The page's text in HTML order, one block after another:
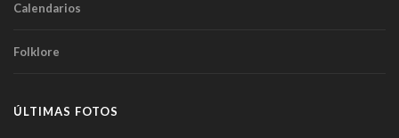
Calendarios
Folklore
ÚLTIMAS FOTOS